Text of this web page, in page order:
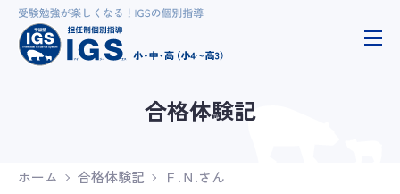
合格体験記
ホーム 合格体験記 Ｆ.Ｎ.さん